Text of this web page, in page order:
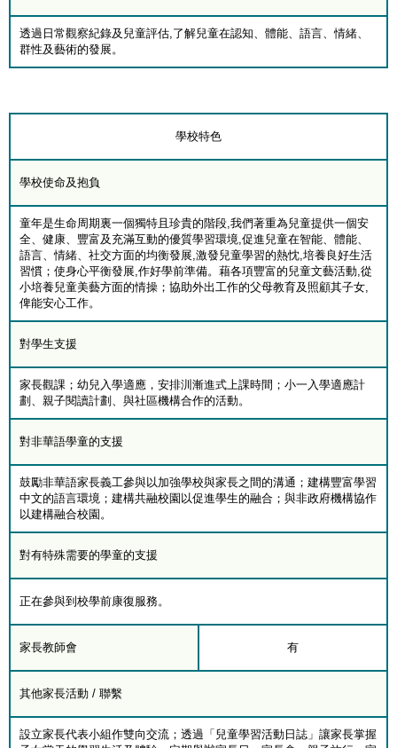
透過日常觀察紀錄及兒童評估,了解兒童在認知、體能、語言、情緒、
群性及藝術的發展。
學校特色
學校使命及抱負
童年是生命周期裏一個獨特且珍貴的階段,我們著重為兒童提供一個安
全、健康、豐富及充滿互動的優質學習環境,促進兒童在智能、體能、
語言、情緒、社交方面的均衡發展,激發兒童學習的熱忱,培養良好生活
習慣；使身心平衡發展,作好學前準備。藉各項豐富的兒童文藝活動,從
小培養兒童美藝方面的情操；協助外出工作的父母教育及照顧其子女,
俾能安心工作。
對學生支援
家長觀課；幼兒入學適應，安排汌漸進式上課時間；小一入學適應計
劃、親子閱讀計劃、與社區機構合作的活動。
對非華語學童的支援
鼓勵非華語家長義工參與以加強學校與家長之間的溝通；建構豐富學習
中文的語言環境；建構共融校園以促進學生的融合；與非政府機構協作
以建構融合校園。
對有特殊需要的學童的支援
正在參與到校學前康復服務。
家長教師會 有
其他家長活動 / 聯繫
設立家長代表小組作雙向交流；透過「兒童學習活動日誌」讓家長掌握